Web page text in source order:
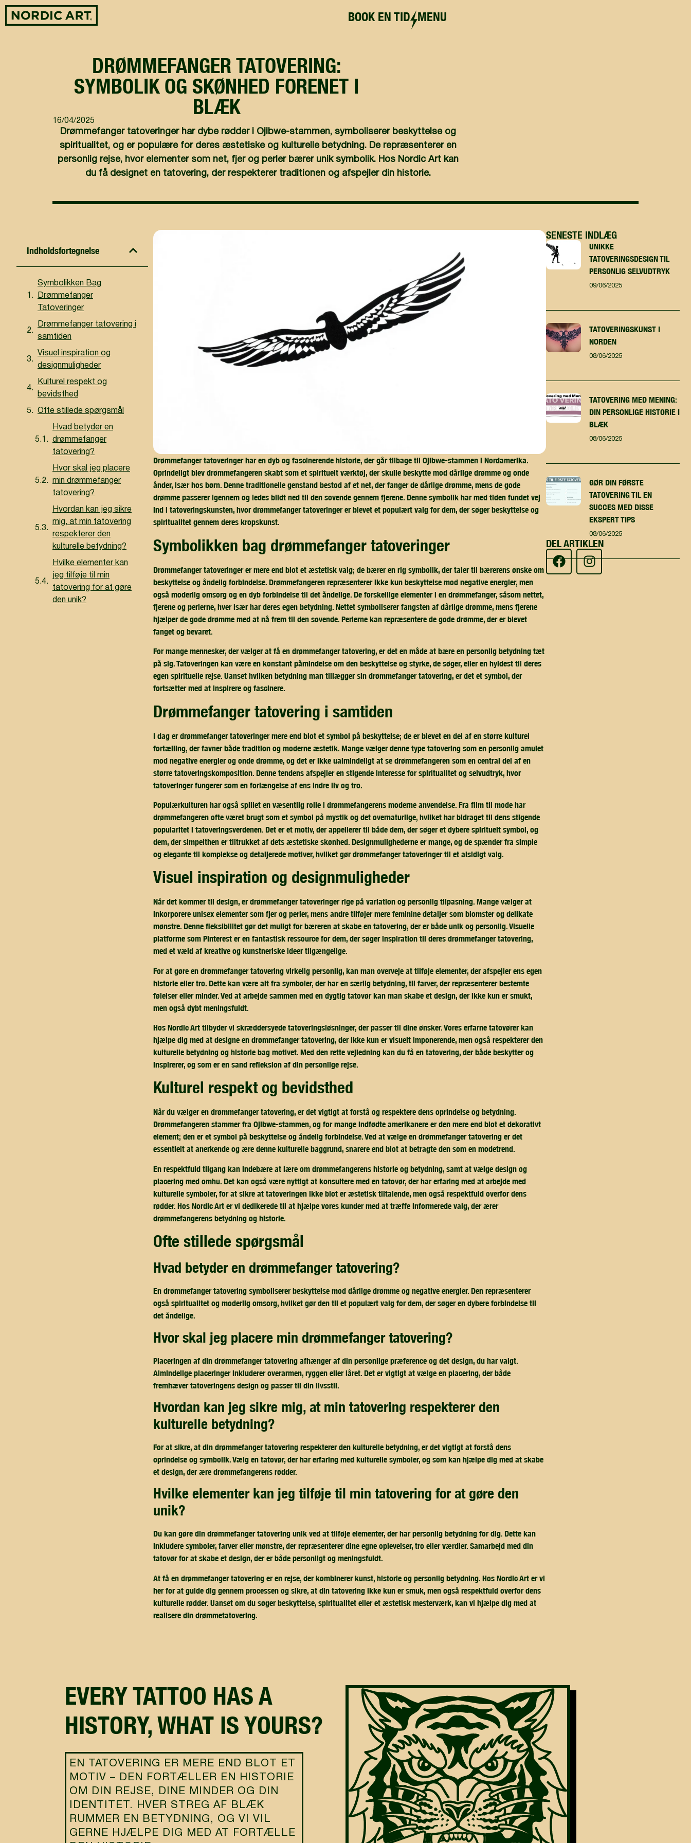
BOOK EN TID MENU
DRØMMEFANGER TATOVERING:
SYMBOLIK OG SKØNHED FORENET I
BLÆK
16/04/2025
Drømmefanger tatoveringer har dybe rødder i Ojibwe-stammen, symboliserer beskyttelse og
spiritualitet, og er populære for deres æstetiske og kulturelle betydning. De repræsenterer en
personlig rejse, hvor elementer som net, fjer og perler bærer unik symbolik. Hos Nordic Art kan
du få designet en tatovering, der respekterer traditionen og afspejler din historie.
Indholdsfortegnelse
Symbolikken Bag
Drømmefanger
Tatoveringer
Drømmefanger tatovering i
samtiden
Visuel inspiration og
designmuligheder
Kulturel respekt og
bevidsthed
Ofte stillede spørgsmål
Hvad betyder en
drømmefanger
tatovering?
Hvor skal jeg placere
min drømmefanger
tatovering?
Hvordan kan jeg sikre
mig, at min tatovering
respekterer den
kulturelle betydning?
Hvilke elementer kan
jeg tilføje til min
tatovering for at gøre
den unik?
Drømmefanger tatoveringer har en dyb og fascinerende historie, der går tilbage til Ojibwe-stammen i Nordamerika.
Oprindeligt blev drømmefangeren skabt som et spirituelt værktøj, der skulle beskytte mod dårlige drømme og onde
ånder, især hos børn. Denne traditionelle genstand bestod af et net, der fanger de dårlige drømme, mens de gode
drømme passerer igennem og ledes blidt ned til den sovende gennem fjerene. Denne symbolik har med tiden fundet vej
ind i tatoveringskunsten, hvor drømmefanger tatoveringer er blevet et populært valg for dem, der søger beskyttelse og
spiritualitet gennem deres kropskunst.
symbolikken bag drømmefanger tatoveringer
Drømmefanger tatoveringer er mere end blot et æstetisk valg; de bærer en rig symbolik, der taler til bærerens ønske om
beskyttelse og åndelig forbindelse. Drømmefangeren repræsenterer ikke kun beskyttelse mod negative energier, men
også moderlig omsorg og en dyb forbindelse til det åndelige. De forskellige elementer i en drømmefanger, såsom nettet,
fjerene og perlerne, hver især har deres egen betydning. Nettet symboliserer fangsten af dårlige drømme, mens fjerene
hjælper de gode drømme med at nå frem til den sovende. Perlerne kan repræsentere de gode drømme, der er blevet
fanget og bevaret.
For mange mennesker, der vælger at få en drømmefanger tatovering, er det en måde at bære en personlig betydning tæt
på sig. Tatoveringen kan være en konstant påmindelse om den beskyttelse og styrke, de søger, eller en hyldest til deres
egen spirituelle rejse. Uanset hvilken betydning man tillægger sin drømmefanger tatovering, er det et symbol, der
fortsætter med at inspirere og fascinere.
drømmefanger tatovering i samtiden
I dag er drømmefanger tatoveringer mere end blot et symbol på beskyttelse; de er blevet en del af en større kulturel
fortælling, der favner både tradition og moderne æstetik. Mange vælger denne type tatovering som en personlig amulet
mod negative energier og onde drømme, og det er ikke ualmindeligt at se drømmefangeren som en central del af en
større tatoveringskomposition. Denne tendens afspejler en stigende interesse for spiritualitet og selvudtryk, hvor
tatoveringer fungerer som en forlængelse af ens indre liv og tro.
Populærkulturen har også spillet en væsentlig rolle i drømmefangerens moderne anvendelse. Fra film til mode har
drømmefangeren ofte været brugt som et symbol på mystik og det overnaturlige, hvilket har bidraget til dens stigende
popularitet i tatoveringsverdenen. Det er et motiv, der appellerer til både dem, der søger et dybere spirituelt symbol, og
dem, der simpelthen er tiltrukket af dets æstetiske skønhed. Designmulighederne er mange, og de spænder fra simple
og elegante til komplekse og detaljerede motiver, hvilket gør drømmefanger tatoveringer til et alsidigt valg.
visuel inspiration og designmuligheder
Når det kommer til design, er drømmefanger tatoveringer rige på variation og personlig tilpasning. Mange vælger at
inkorporere unisex elementer som fjer og perler, mens andre tilføjer mere feminine detaljer som blomster og delikate
mønstre. Denne fleksibilitet gør det muligt for bæreren at skabe en tatovering, der er både unik og personlig. Visuelle
platforme som Pinterest er en fantastisk ressource for dem, der søger inspiration til deres drømmefanger tatovering,
med et væld af kreative og kunstneriske ideer tilgængelige.
For at gøre en drømmefanger tatovering virkelig personlig, kan man overveje at tilføje elementer, der afspejler ens egen
historie eller tro. Dette kan være alt fra symboler, der har en særlig betydning, til farver, der repræsenterer bestemte
følelser eller minder. Ved at arbejde sammen med en dygtig tatovør kan man skabe et design, der ikke kun er smukt,
men også dybt meningsfuldt.
Hos Nordic Art tilbyder vi skræddersyede tatoveringsløsninger, der passer til dine ønsker. Vores erfarne tatovører kan
hjælpe dig med at designe en drømmefanger tatovering, der ikke kun er visuelt imponerende, men også respekterer den
kulturelle betydning og historie bag motivet. Med den rette vejledning kan du få en tatovering, der både beskytter og
inspirerer, og som er en sand refleksion af din personlige rejse.
kulturel respekt og bevidsthed
Når du vælger en drømmefanger tatovering, er det vigtigt at forstå og respektere dens oprindelse og betydning.
Drømmefangeren stammer fra Ojibwe-stammen, og for mange indfødte amerikanere er den mere end blot et dekorativt
element; den er et symbol på beskyttelse og åndelig forbindelse. Ved at vælge en drømmefanger tatovering er det
essentielt at anerkende og ære denne kulturelle baggrund, snarere end blot at betragte den som en modetrend.
En respektfuld tilgang kan indebære at lære om drømmefangerens historie og betydning, samt at vælge design og
placering med omhu. Det kan også være nyttigt at konsultere med en tatovør, der har erfaring med at arbejde med
kulturelle symboler, for at sikre at tatoveringen ikke blot er æstetisk tiltalende, men også respektfuld overfor dens
rødder. Hos Nordic Art er vi dedikerede til at hjælpe vores kunder med at træffe informerede valg, der ærer
drømmefangerens betydning og historie.
ofte stillede spørgsmål
hvad betyder en drømmefanger tatovering?
En drømmefanger tatovering symboliserer beskyttelse mod dårlige drømme og negative energier. Den repræsenterer
også spiritualitet og moderlig omsorg, hvilket gør den til et populært valg for dem, der søger en dybere forbindelse til
det åndelige.
hvor skal jeg placere min drømmefanger tatovering?
Placeringen af din drømmefanger tatovering afhænger af din personlige præference og det design, du har valgt.
Almindelige placeringer inkluderer overarmen, ryggen eller låret. Det er vigtigt at vælge en placering, der både
fremhæver tatoveringens design og passer til din livsstil.
hvordan kan jeg sikre mig, at min tatovering respekterer den
kulturelle betydning?
For at sikre, at din drømmefanger tatovering respekterer den kulturelle betydning, er det vigtigt at forstå dens
oprindelse og symbolik. Vælg en tatovør, der har erfaring med kulturelle symboler, og som kan hjælpe dig med at skabe
et design, der ære drømmefangerens rødder.
hvilke elementer kan jeg tilføje til min tatovering for at gøre den
unik?
Du kan gøre din drømmefanger tatovering unik ved at tilføje elementer, der har personlig betydning for dig. Dette kan
inkludere symboler, farver eller mønstre, der repræsenterer dine egne oplevelser, tro eller værdier. Samarbejd med din
tatovør for at skabe et design, der er både personligt og meningsfuldt.
At få en drømmefanger tatovering er en rejse, der kombinerer kunst, historie og personlig betydning. Hos Nordic Art er vi
her for at guide dig gennem processen og sikre, at din tatovering ikke kun er smuk, men også respektfuld overfor dens
kulturelle rødder. Uanset om du søger beskyttelse, spiritualitet eller et æstetisk mesterværk, kan vi hjælpe dig med at
realisere din drømmetatovering.
SENESTE INDLÆG
UNIKKE
TATOVERINGSDESIGN TIL
PERSONLIG SELVUDTRYK
09/06/2025
TATOVERINGSKUNST I
NORDEN
08/06/2025
TATOVERING MED MENING:
DIN PERSONLIGE HISTORIE I
BLÆK
08/06/2025
GØR DIN FØRSTE
TATOVERING TIL EN
SUCCES MED DISSE
EKSPERT TIPS
08/06/2025
DEL ARTIKLEN
EVERY TATTOO HAS A
HISTORY, WHAT IS YOURS?
EN TATOVERING ER MERE END BLOT ET
MOTIV – DEN FORTÆLLER EN HISTORIE
OM DIN REJSE, DINE MINDER OG DIN
IDENTITET. HVER STREG AF BLÆK
RUMMER EN BETYDNING, OG VI VIL
GERNE HJÆLPE DIG MED AT FORTÆLLE